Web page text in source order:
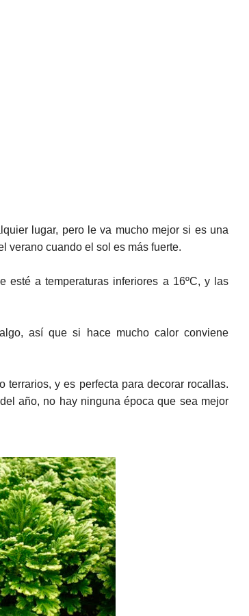
lugar, pero le va mucho mejor si es una
verano cuando el sol es más fuerte.
esté a temperaturas inferiores a 16ºC, y las
así que si hace mucho calor conviene
terrarios, y es perfecta para decorar rocallas.
año, no hay ninguna época que sea mejor